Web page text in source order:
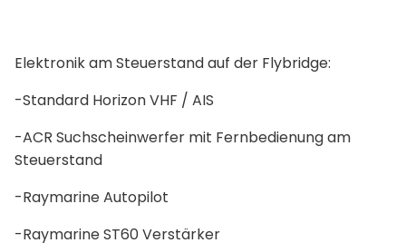
Elektronik am Steuerstand auf der Flybridge:
-Standard Horizon VHF / AIS
-ACR Suchscheinwerfer mit Fernbedienung am
Steuerstand
-Raymarine Autopilot
-Raymarine ST60 Verstärker